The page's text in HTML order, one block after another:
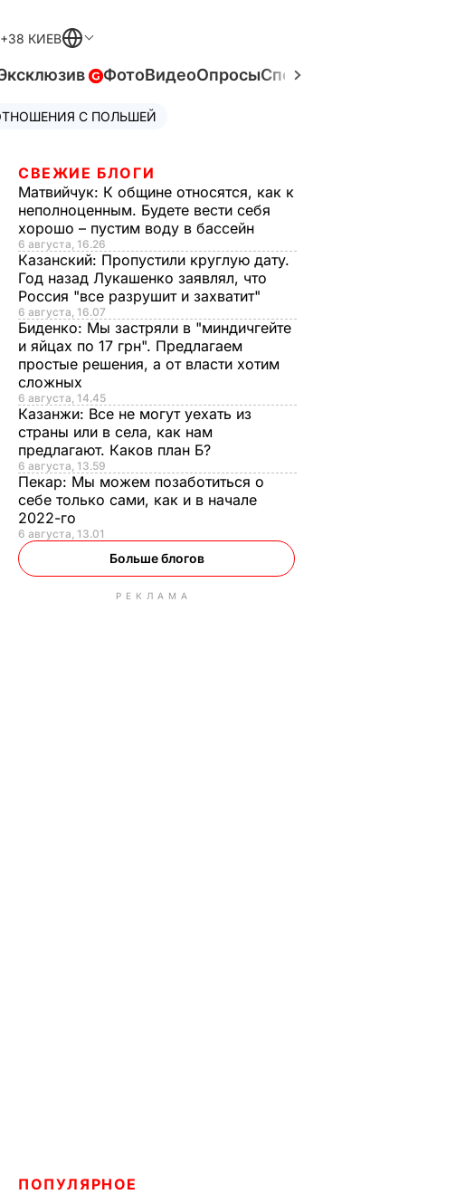
+38 КИЕВ
ФотоВидеоОпросыСпецпроекты
С ПОЛЬШЕЙ
СВЕЖИЕ БЛОГИ
Матвийчук: К общине относятся, как к
неполноценным. Будете вести себя
хорошо – пустим воду в бассейн
6 августа, 16.26
Казанский: Пропустили круглую дату.
Год назад Лукашенко заявлял, что
Россия "все разрушит и захватит"
6 августа, 16.07
Биденко: Мы застряли в "миндичгейте
и яйцах по 17 грн". Предлагаем
простые решения, а от власти хотим
сложных
6 августа, 14.45
Казанжи: Все не могут уехать из
страны или в села, как нам
предлагают. Каков план Б?
6 августа, 13.59
Пекар: Мы можем позаботиться о
себе только сами, как и в начале
2022-го
6 августа, 13.01
Больше блогов
РЕКЛАМА
ПОПУЛЯРНОЕ